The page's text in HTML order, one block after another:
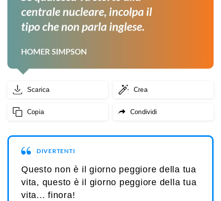
Scarica Crea
Copia Condividi
DIVERTENTI
Questo non è il giorno peggiore della tua
vita, questo è il giorno peggiore della tua
vita... finora!